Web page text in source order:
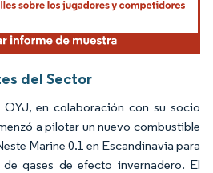
del Sector
OYJ, en colaboración con su socio
a pilotar un nuevo combustible
Marine 0.1 en Escandinavia para
gases de efecto invernadero. El